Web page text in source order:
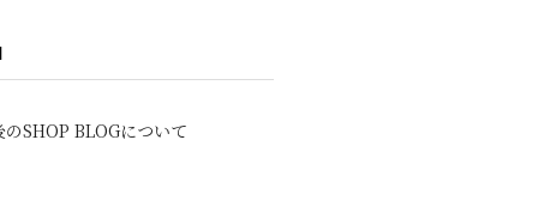
のSHOP BLOGについて